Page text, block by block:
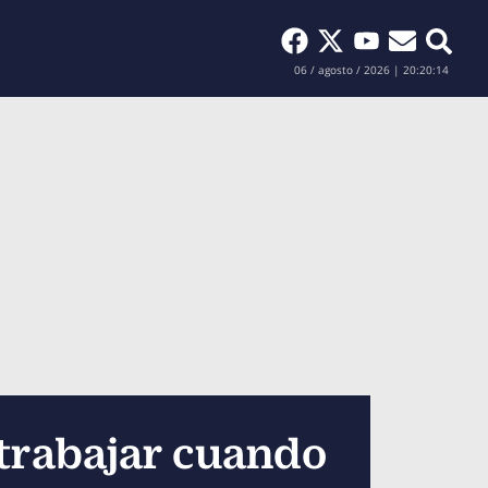
Buscar
06 / agosto / 2026 | 20:20:15
cuando